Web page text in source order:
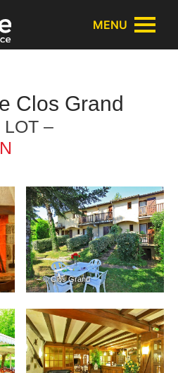
MENU
Clos Grand
LOT –
– © Clos Grand